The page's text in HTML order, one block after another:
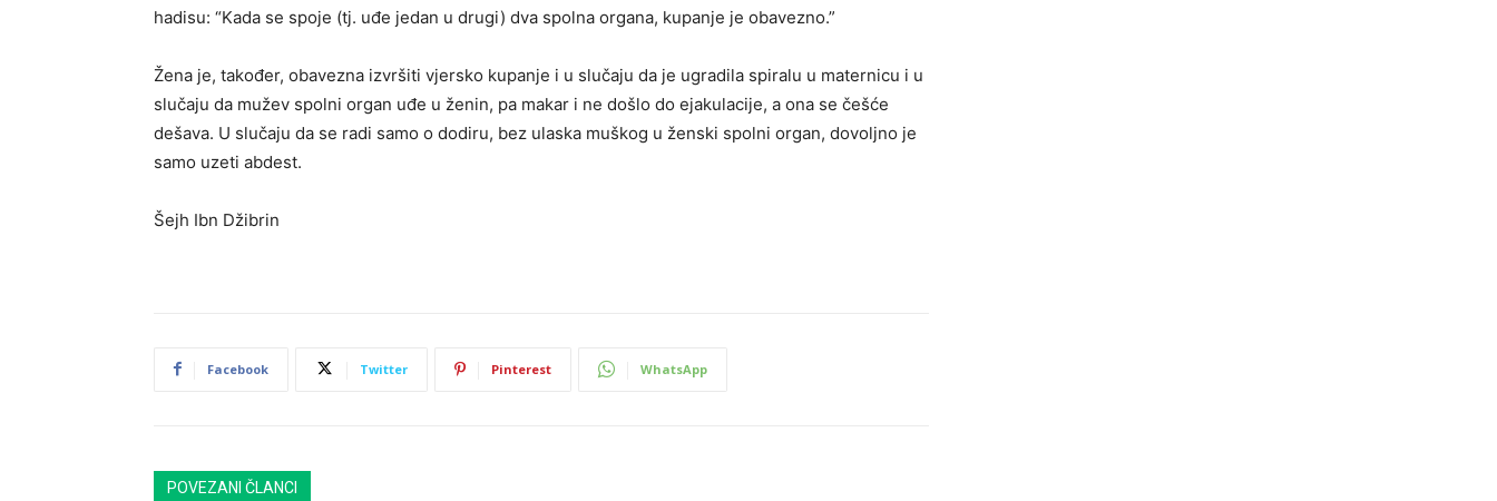
hadisu: “Kada se spoje (tj. uđe jedan u drugi) dva spolna organa, kupanje je obavezno.”
Žena je, također, obavezna izvršiti vjersko kupanje i u slučaju da je ugradila spiralu u maternicu i u
slučaju da mužev spolni organ uđe u ženin, pa makar i ne došlo do ejakulacije, a ona se češće
dešava. U slučaju da se radi samo o dodiru, bez ulaska muškog u ženski spolni organ, dovoljno je
samo uzeti abdest.
Šejh Ibn Džibrin
Facebook Twitter Pinterest WhatsApp
POVEZANI ČLANCI